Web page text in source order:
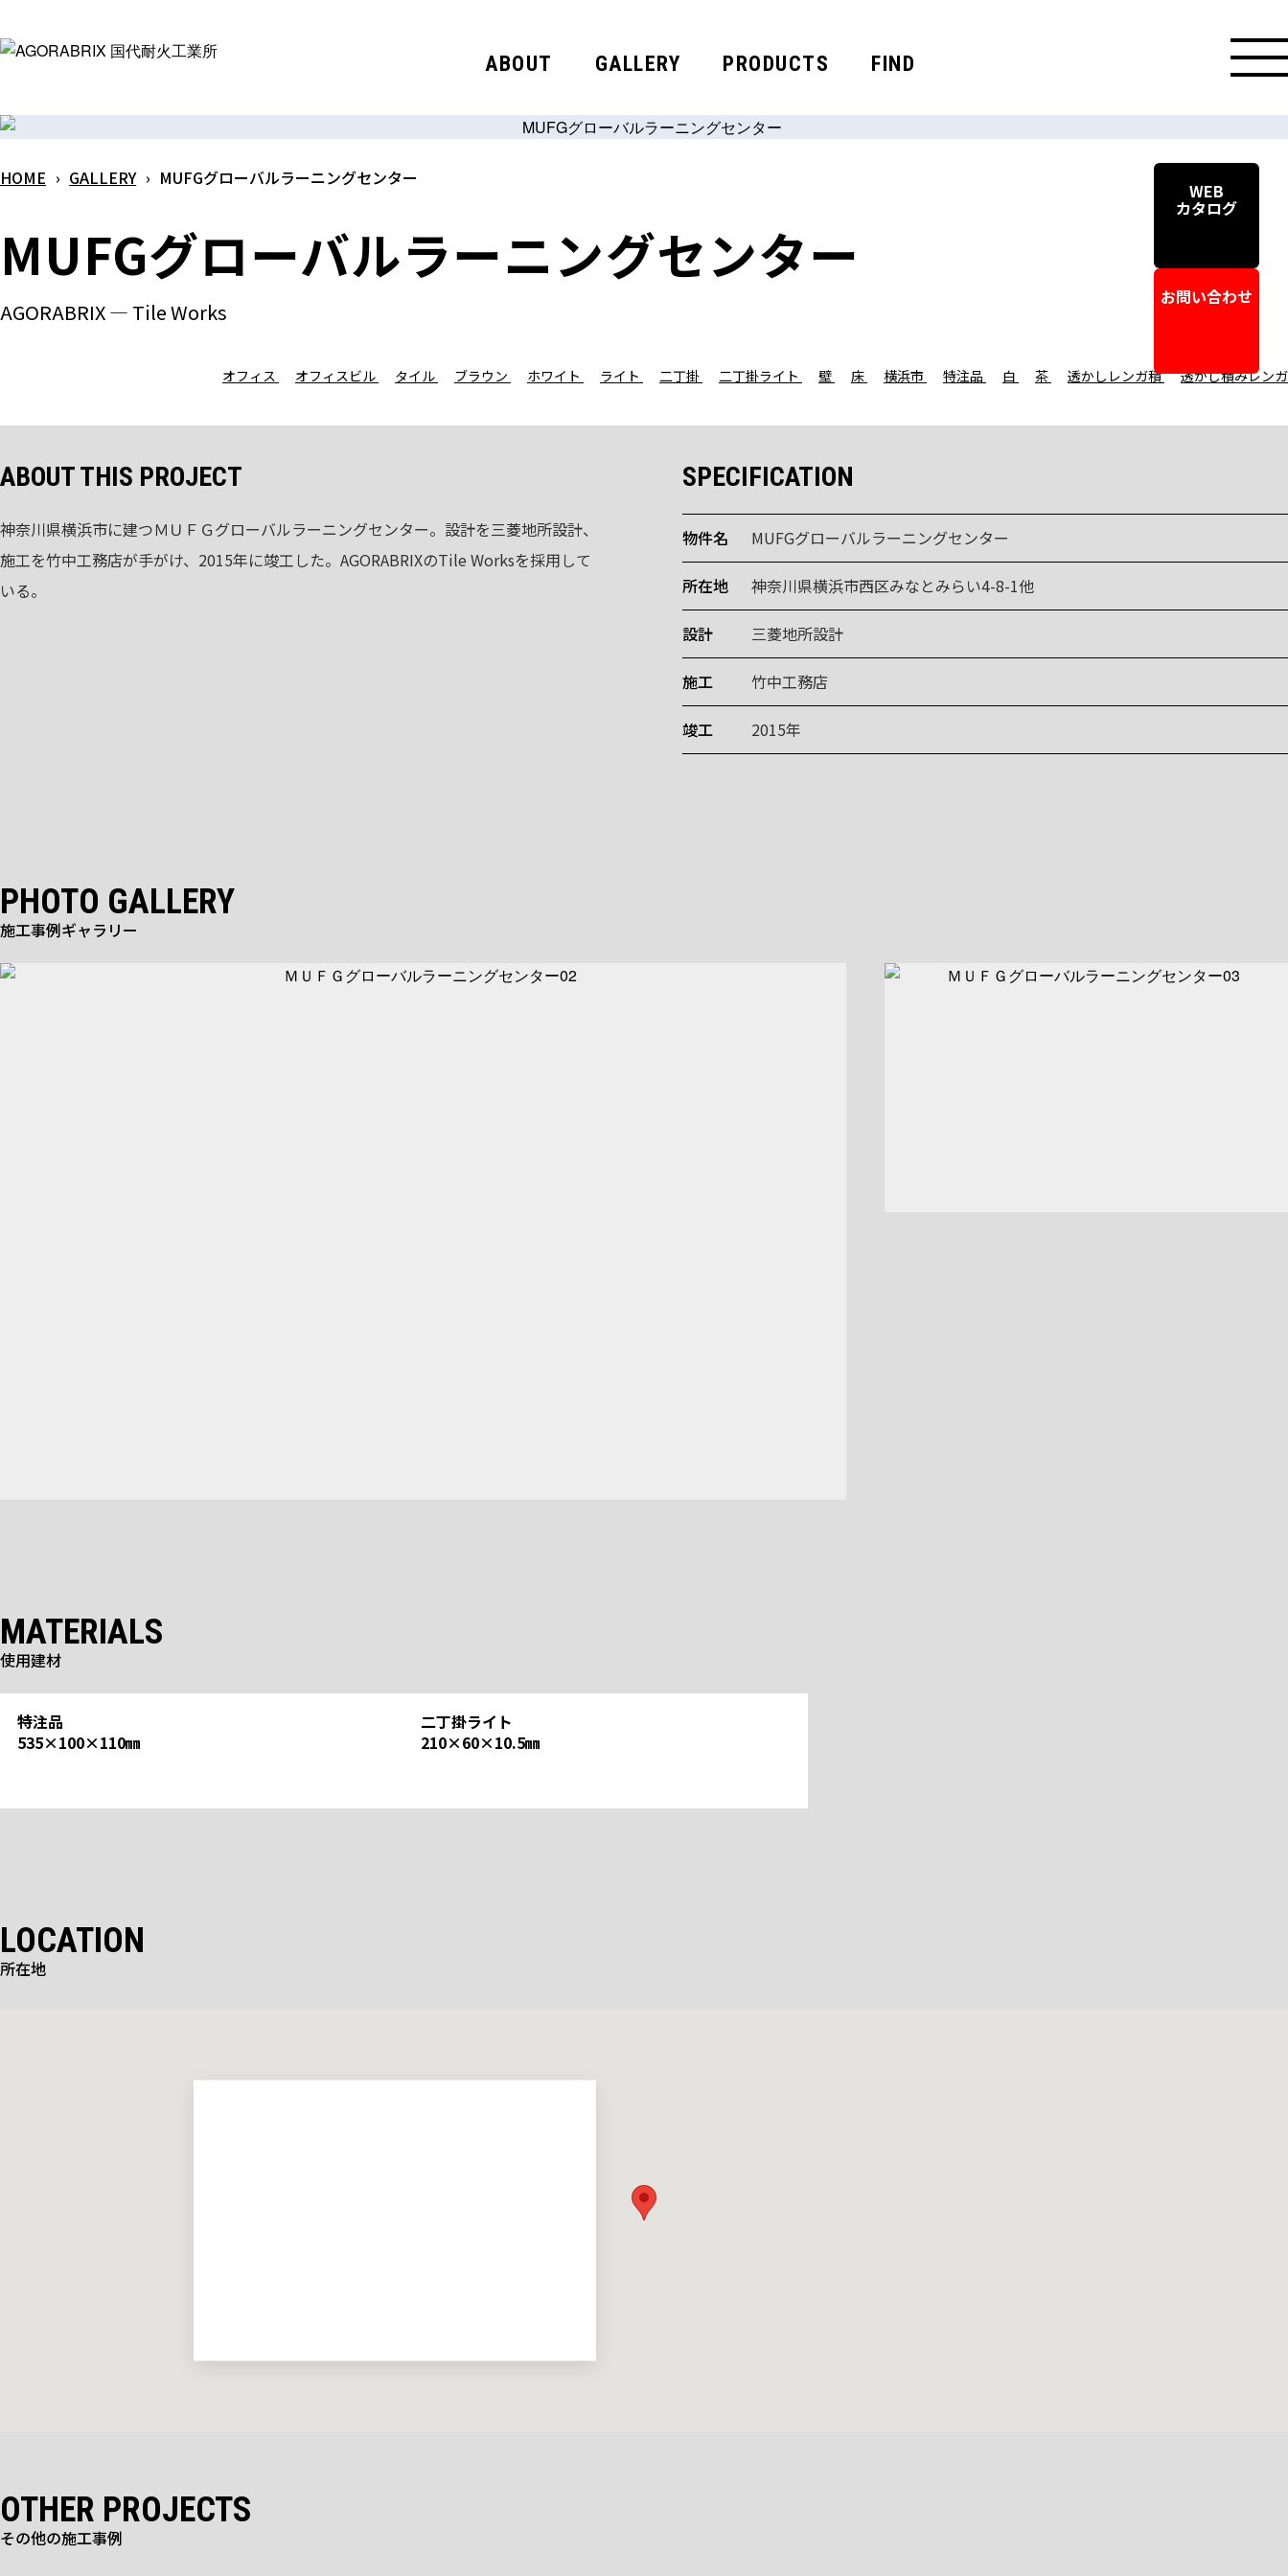
メ
コ
ン
テ
ン
へ
ス
ッ
ABOUT GALLERY PRODUCTS FIND
WEB
カタログ
お問い合わせ
HOME › GALLERY › MUFGグローバルラーニングセンター
MUFGグローバルラーニングセンター
AGORABRIX ― Tile Works
オフィス オフィスビル タイル ブラウン ホワイト ライト 二丁掛 二丁掛ライト 壁 床 横浜市 特注品 白 茶 透かしレンガ積 透かし積みレンガ
ABOUT THIS PROJECT
神奈川県横浜市に建つＭＵＦＧグローバルラーニングセンター。設計を三菱地所設計、
施工を竹中工務店が手がけ、2015年に竣工した。AGORABRIXのTile Worksを採用して
いる。
SPECIFICATION
物件名 MUFGグローバルラーニングセンター
所在地 神奈川県横浜市西区みなとみらい4-8-1他
設計 三菱地所設計
施工 竹中工務店
竣工 2015年
PHOTO GALLERY
施工事例ギャラリー
MATERIALS
使用建材
特注品
535×100×110㎜
二丁掛ライト
210×60×10.5㎜
LOCATION
所在地
OTHER PROJECTS
その他の施工事例